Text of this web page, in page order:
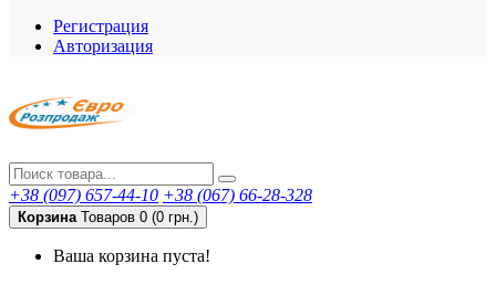
Регистрация
Авторизация
+38 (097) 657-44-10 +38 (067) 66-28-328
Корзина Товаров 0 (0 грн.)
Ваша корзина пуста!